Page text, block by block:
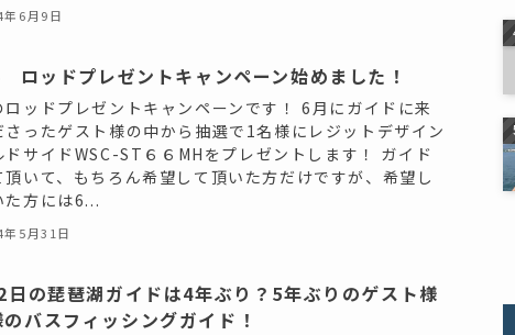
6月9日
ッドプレゼントキャンペーン始めました！
ロッドプレゼントキャンペーンです！ 6月にガイドに来
さったゲスト様の中から抽選で1名様にレジットデザイン
ドサイドWSC-ST６６MHをプレゼントします！ ガイド
頂いて、もちろん希望して頂いた方だけですが、希望し
た方には6...
5月31日
日の琵琶湖ガイドは4年ぶり？5年ぶりのゲスト様
バスフィッシングガイド！